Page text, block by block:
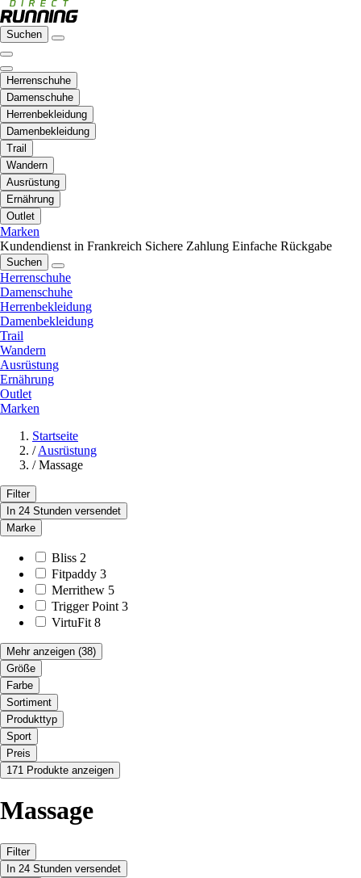
Suchen
Herrenschuhe
Damenschuhe
Herrenbekleidung
Damenbekleidung
Trail
Wandern
Ausrüstung
Ernährung
Outlet
Marken
Kundendienst in Frankreich Sichere Zahlung Einfache Rückgabe
Suchen
Herrenschuhe
Damenschuhe
Herrenbekleidung
Damenbekleidung
Trail
Wandern
Ausrüstung
Ernährung
Outlet
Marken
Startseite
/ Ausrüstung
/ Massage
Filter
In 24 Stunden versendet
Marke
Bliss 2
Fitpaddy 3
Merrithew 5
Trigger Point 3
VirtuFit 8
Mehr anzeigen (38)
Größe
Farbe
Sortiment
Produkttyp
Sport
Preis
171 Produkte anzeigen
Massage
Filter
In 24 Stunden versendet